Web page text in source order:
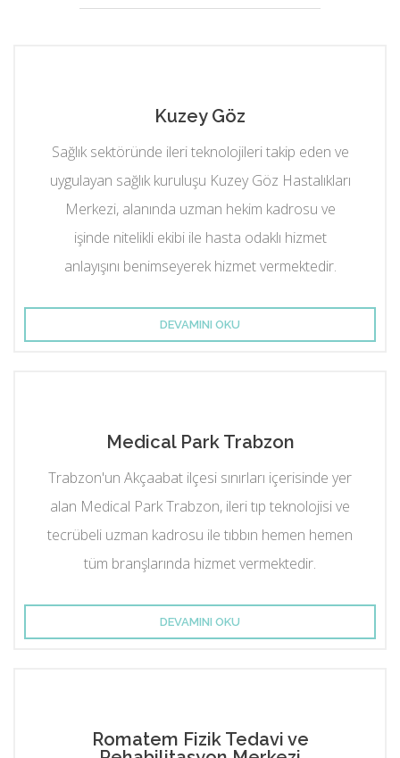
Kuzey Göz
Sağlık sektöründe ileri teknolojileri takip eden ve
uygulayan sağlık kuruluşu Kuzey Göz Hastalıkları
Merkezi, alanında uzman hekim kadrosu ve
işinde nitelikli ekibi ile hasta odaklı hizmet
anlayışını benimseyerek hizmet vermektedir.
DEVAMINI OKU
Medical Park Trabzon
Trabzon'un Akçaabat ilçesi sınırları içerisinde yer
alan Medical Park Trabzon, ileri tıp teknolojisi ve
tecrübeli uzman kadrosu ile tıbbın hemen hemen
tüm branşlarında hizmet vermektedir.
DEVAMINI OKU
Romatem Fizik Tedavi ve